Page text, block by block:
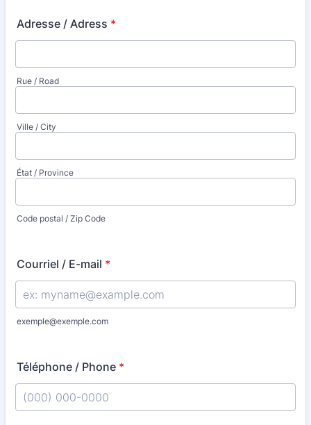
Adresse / Adress *
Rue / Road
Ville / City
État / Province
Code postal / Zip Code
Courriel / E-mail *
exemple@exemple.com
Téléphone / Phone *